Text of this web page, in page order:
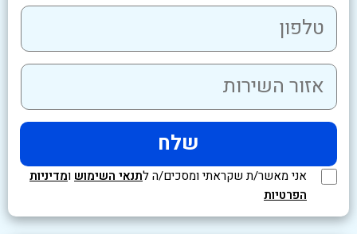
אני מאשר/ת שקראתי ומסכים/ה לתנאי השימוש ומדיניות
הפרטיות